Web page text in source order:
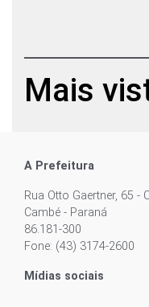
Mais
A Prefeitura
Rua Otto Gaertner, 65 -
Cambé - Paraná
86.181-300
Fone: (43) 3174-2600
Mídias sociais